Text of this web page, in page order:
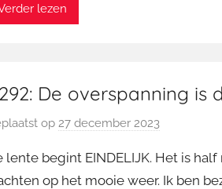
lezen
De overspanning is
op 27 december 2023d
o
lente begint EINDELIJK. Het is
op het mooie weer. Ik ben